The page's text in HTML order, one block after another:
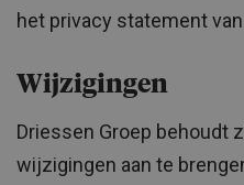
het privacy statement
Wijzigingen
Driessen Groep behoudt
wijzigingen aan te